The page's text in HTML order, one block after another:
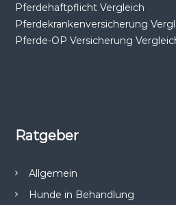
Pferdehaftpflicht Vergleich
Pferdekrankenversicherung
Pferde-OP Versicherung
Ratgeber
Allgemein
Hunde in Behandlung